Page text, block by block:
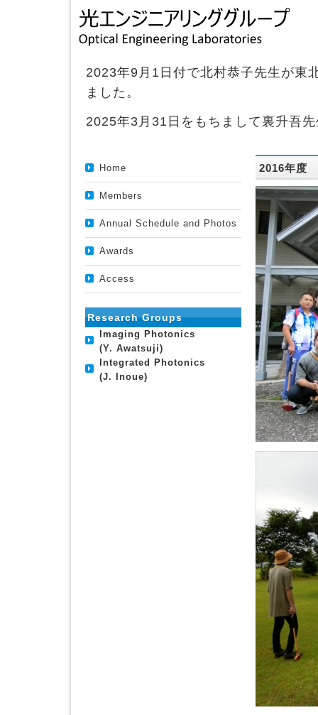
2023年9月1日付で北村恭子先生が東
ました。
2025年3月31日をもちまして裏升吾
Home
Members
Annual Schedule and Photos
Awards
Access
Research Groups
Imaging Photonics
(Y. Awatsuji)
Integrated Photonics
(J. Inoue)
2016年度